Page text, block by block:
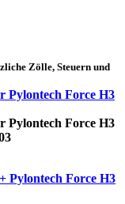
Zölle, Steuern und
Pylontech Force H3